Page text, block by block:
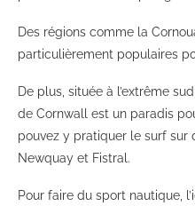
Des régions comme la
particulièrement populaires
De plus, située à l’extrême
de Cornwall est un paradis
pouvez y pratiquer le surf
Newquay et Fistral.
Pour faire du sport nautique,